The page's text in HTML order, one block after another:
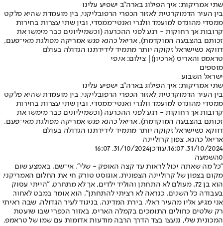
שתי אמריקות: איך הפילוג בארה"ב ישפיע עלינו
בין העיר הדמוקרטית לאזור הכפרי הרפובליקני, בין מועמדת שהיא פלקט
ממסדי מהונדס למועמד וולגרי ואנטי־ממסדי, ובין שתי עצרות בחירות
קרובות אך רחוקות - רגע לפני ההכרעה (וכשמיליונים כבר מימשו את
זכותם בהצבעה המוקדמת), אריאל כהנא פגש אמריקה מפולגת מאי־פעם,
דווקא כשישראל זקוקה יותר מתמיד לידידתנו הגדולה בעולם
טראמפ והאריס (ארכיון)| צילום: אי.פי
מוספים
ישראל השבוע
שתי אמריקות: איך הפילוג בארה"ב ישפיע עלינו
בין העיר הדמוקרטית לאזור הכפרי הרפובליקני, בין מועמדת שהיא פלקט
ממסדי מהונדס למועמד וולגרי ואנטי־ממסדי, ובין שתי עצרות בחירות
קרובות אך רחוקות - רגע לפני ההכרעה (וכשמיליונים כבר מימשו את
זכותם בהצבעה המוקדמת), אריאל כהנא פגש אמריקה מפולגת מאי־פעם,
דווקא כשישראל זקוקה יותר מתמיד לידידתנו הגדולה בעולם
אריאל כהנא, צפון קרוליינה
31/10/2024, 16:07
,עודכן31/10/2024, 16:07
0השמעה
"כל מה שאתה יכול לראות עד קצה האופק - שלי". אי־שם, באמצע שום
מקום בצפון של קרוליינה הצפונית, אוגוסט טורק חי את החלום האמריקני.
הוא בן 72. מעולם לא התחתן והוליד ילדים, אך לא מתחרט. "הייתי עסוק
בעבודה כל השנים. כנראה לא רציתי להתחתן", הוא אומר במבט לאחור.
אני מגיע אליו מהעיר ראלי, בירת המדינה. בניגוד לעיר הגדולה, שבה ראיתי
רק שלטים כחולים התומכים בקמלה האריס, באזור הכפרי שבו שועטת
המכונית שלי, ננעצו בצד הדרך הרבה מודעות אדומות עם שמו של טראמפ.